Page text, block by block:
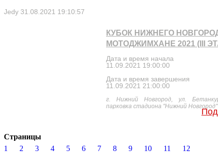
Jedy 31.08.2021 19:10:57
КУБОК НИЖНЕГО
МОТОДЖИМХАНЕ 2021 (III
Дата и время начала
11.09.2021 19:00:00
Дата и время завершения
11.09.2021 21:00:00
г. Нижний Новгород, ул.
парковка стадиона "Нижний Новгород"
Страницы
1
2 3 4 5 6 7 8 9 10 11
12